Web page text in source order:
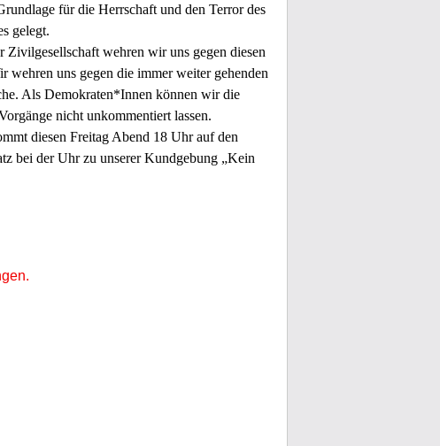
für die Herrschaft und den Terror des
gelegt.
Zivilgesellschaft wehren wir uns gegen diesen
wehren uns gegen die immer weiter gehenden
Als Demokraten*Innen können wir die
nicht unkommentiert lassen.
diesen Freitag Abend 18 Uhr auf den
bei der Uhr zu unserer Kundgebung „Kein